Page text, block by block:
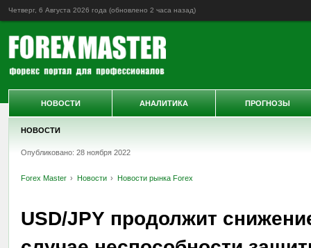
Четверг, 6 Августа 2026 года (обновлено 2 часа назад)
НОВОСТИ
Опубликовано: 28 ноября 2022
Forex Master Новости Новости рынка Forex
USD/JPY продолжит
НОВОСТИ АНАЛИТИКА ПРОГНОЗЫ